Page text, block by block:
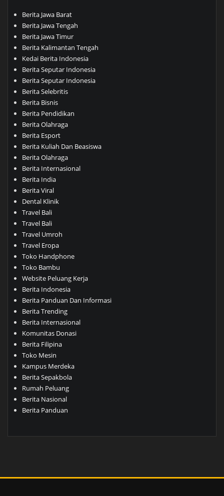
Berita Jawa Barat
Berita Jawa Tengah
Berita Jawa Timur
Berita Kalimantan Tengah
Kedai Berita Indonesia
Berita Seputar Indonesia
Berita Seputar Indonesia
Berita Selebritis
Berita Bisnis
Berita Pendidikan
Berita Olahraga
Berita Esport
Berita Kuliah Dan Beasiswa
Berita Olahraga
Berita Internasional
Berita India
Berita Viral
Dental Klinik
Travel Bali
Travel Bali
Travel Umroh
Travel Eropa
Toko Handphone
Toko Bambu
Website Peluang Kerja
Berita Indonesia
Berita Panduan Dan Informasi
Berita Trending
Berita Internasional
Komunitas Donasi
Berita Filipina
Toko Mesin
Kampus Merdeka
Berita Sepakbola
Rumah Peluang
Berita Nasional
Berita Panduan